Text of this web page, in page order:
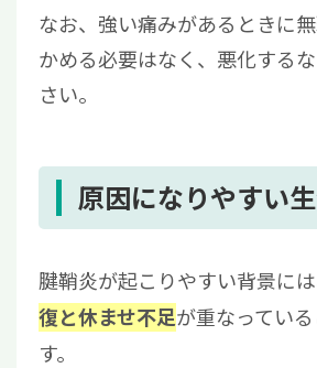
なお、強い痛みがあるときに
かめる必要はなく、悪化する
さい。
原因になりやすい
腱鞘炎が起こりやすい背景には
復と休ませ不足が重なってい
す。